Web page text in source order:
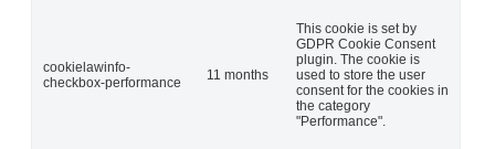
cookielawinfo-
checkbox-performance
11 months
This cookie is set by
GDPR Cookie Consent
plugin. The cookie is
used to store the user
consent for the cookies in
the category
"Performance".